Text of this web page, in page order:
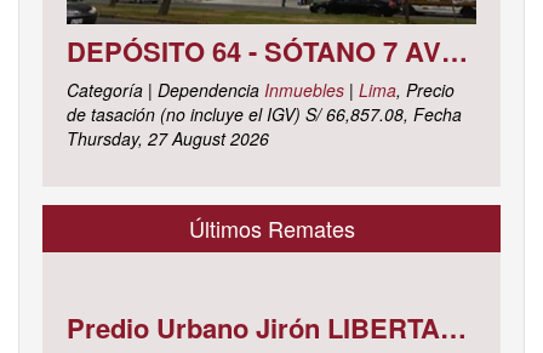
DEPÓSITO 64 - SÓTANO 7 AVENIDA CIRCUNVALACIÓN DEL CLUB GOLF LOS INCAS N° 152 URBANIZACIÓN LOTIZACIÓN CLUB GOLF LOS INCAS DISTRITO SANTIAGO DE SURCO, PROVINCIA Y DEPARTAMENTO DE LIMA
Categoría | Dependencia Inmuebles | Lima, Precio
de tasación (no incluye el IGV) S/ 66,857.08, Fecha
Thursday, 27 August 2026
Últimos Remates
Predio Urbano Jirón LIBERTAD Mz. 5-H, Lote 23, TAMBOPATA - TAMBOPATA - MADRE DE DIOS ; cuyo dominio corre inscrito en la partida electrónica N° 07001561 del registro de propiedad inmueble de la ZONA REGISTRAL N° X, SEDE CUSCO, OFICINA REGISTRAL MADRE DE D